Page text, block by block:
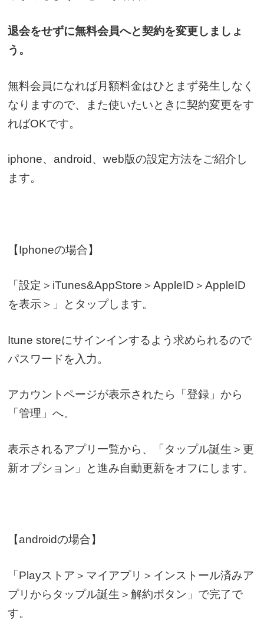
退会をせずに無料会員へと契約を変更しましょ
う。
無料会員になれば月額料金はひとまず発生しなく
なりますので、また使いたいときに契約変更をす
ればOKです。
iphone、android、web版の設定方法をご紹介し
ます。
【Iphoneの場合】
「設定＞iTunes&AppStore＞AppleID＞AppleID
を表示＞」
とタップします。
Itune storeにサインインするよう求められるので
パスワードを入力。
アカウントページが表示されたら「登録」 から
「管理」へ。
表示されるアプリ一覧から、「 タップル誕生＞更
新オプション」
と進み自動更新をオフにします。
【androidの場合】
「Playストア＞マイアプリ＞インストール済みア
プリからタップル誕生＞解約ボタン」で完了で
す。